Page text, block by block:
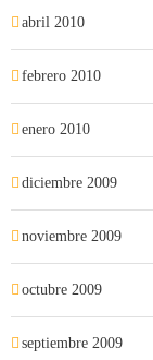
abril 2010
febrero 2010
enero 2010
diciembre 2009
noviembre 2009
octubre 2009
septiembre 2009